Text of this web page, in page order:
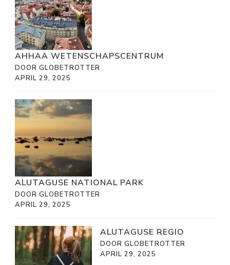
AHHAA WETENSCHAPSCENTRUM
DOOR GLOBETROTTER
APRIL 29, 2025
ALUTAGUSE NATIONAL PARK
DOOR GLOBETROTTER
APRIL 29, 2025
ALUTAGUSE REGIO
DOOR GLOBETROTTER
APRIL 29, 2025